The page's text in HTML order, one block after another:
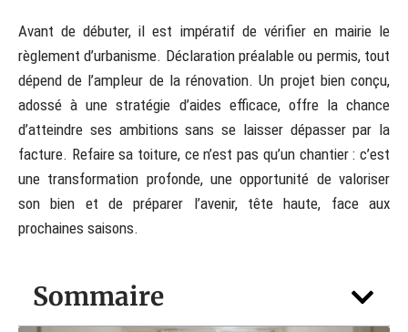
Sommaire
Avant de débuter, il est impératif de vérifier en mairie le
règlement d’urbanisme. Déclaration préalable ou permis, tout
dépend de l’ampleur de la rénovation. Un projet bien conçu,
adossé à une stratégie d’aides efficace, offre la chance
d’atteindre ses ambitions sans se laisser dépasser par la
facture. Refaire sa toiture, ce n’est pas qu’un chantier : c’est
une transformation profonde, une opportunité de valoriser
son bien et de préparer l’avenir, tête haute, face aux
prochaines saisons.